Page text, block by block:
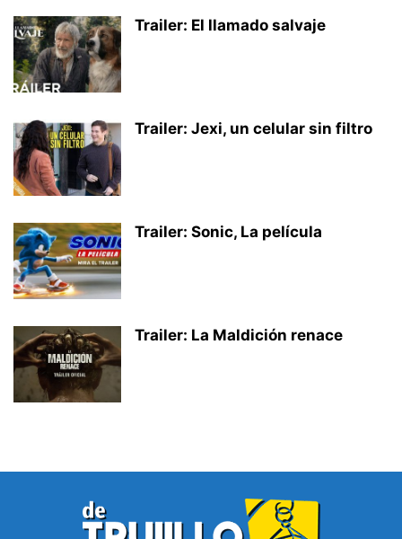
Trailer: El llamado salvaje
Trailer: Jexi, un celular sin filtro
Trailer: Sonic, La película
Trailer: La Maldición renace